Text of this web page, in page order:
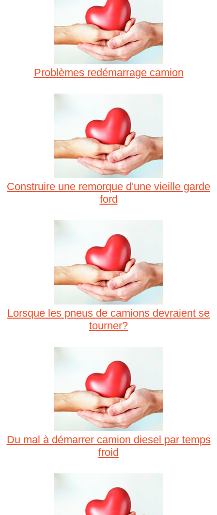
Problèmes redémarrage camion
Construire une remorque d'une vieille garde
ford
Lorsque les pneus de camions devraient se
tourner?
Du mal à démarrer camion diesel par temps
froid